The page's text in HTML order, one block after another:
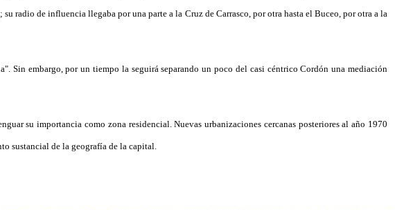
radio de influencia llegaba por una parte a la Cruz de Carrasco, por otra hasta el Buceo, por otra a la
Sin embargo, por un tiempo la seguirá separando un poco del casi céntrico Cordón una mediación
su importancia como zona residencial. Nuevas urbanizaciones cercanas posteriores al año 1970
sustancial de la geografía de la capital.